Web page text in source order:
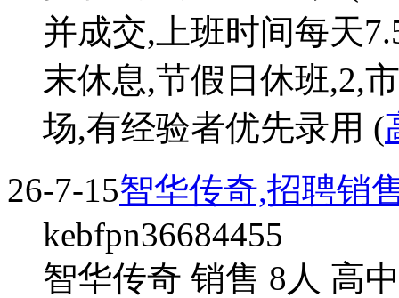
并成交,上班时间每天
末休息,节假日休班,2,
场,有经验者优先录用 (
26-7-15智华传奇,招聘销
kebfpn36684455
智华传奇 销售 8人 高